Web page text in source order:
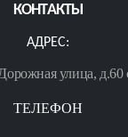
КОНТАКТЫ
АДРЕС:
улица, д.60
ТЕЛЕФОН